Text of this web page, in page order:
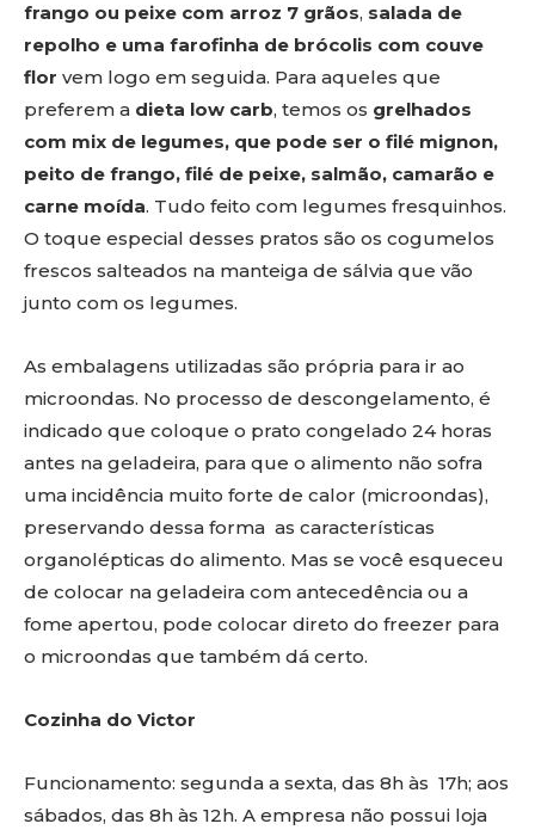
frango ou peixe com arroz 7 grãos, salada de
repolho e uma farofinha de brócolis com couve
flor vem logo em seguida. Para aqueles que
preferem a dieta low carb, temos os grelhados
com mix de legumes, que pode ser o filé mignon,
peito de frango, filé de peixe, salmão, camarão e
carne moída. Tudo feito com legumes fresquinhos.
O toque especial desses pratos são os cogumelos
frescos salteados na manteiga de sálvia que vão
junto com os legumes.
As embalagens utilizadas são própria para ir ao
microondas. No processo de descongelamento, é
indicado que coloque o prato congelado 24 horas
antes na geladeira, para que o alimento não sofra
uma incidência muito forte de calor (microondas),
preservando dessa forma as características
organolépticas do alimento. Mas se você esqueceu
de colocar na geladeira com antecedência ou a
fome apertou, pode colocar direto do freezer para
o microondas que também dá certo.
Cozinha do Victor
Funcionamento: segunda a sexta, das 8h às 17h; aos
sábados, das 8h às 12h. A empresa não possui loja